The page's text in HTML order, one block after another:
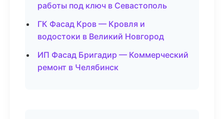
работы под ключ в Севастополь
ГК Фасад Кров — Кровля и
водостоки в Великий Новгород
ИП Фасад Бригадир — Коммерческий
ремонт в Челябинск